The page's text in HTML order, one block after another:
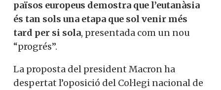
països europeus demostra que l’eutanàsia
és tan sols una etapa que sol venir més
tard per si sola, presentada com un nou
“progrés”.
La proposta del president Macron ha
despertat l’oposició del Col·legi nacional de